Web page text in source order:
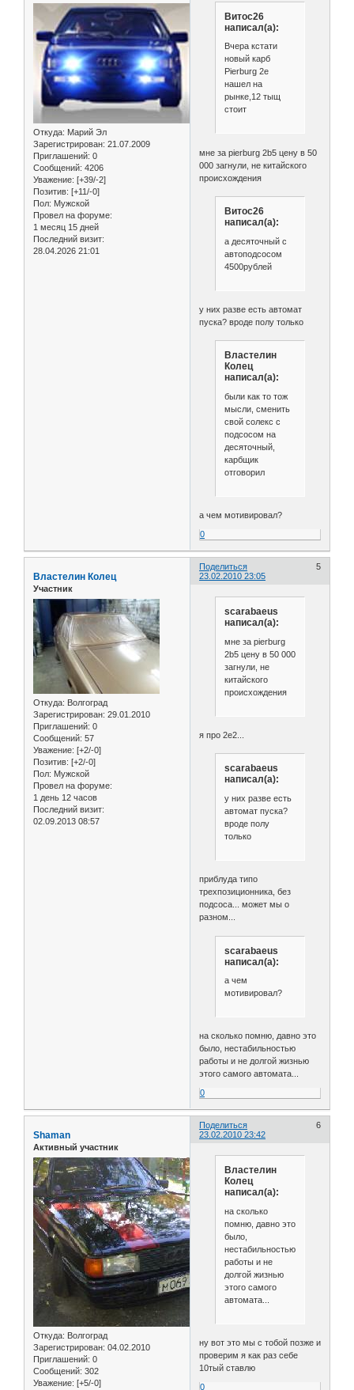
Откуда: Марий Эл
Зарегистрирован: 21.07.2009
Приглашений: 0
Сообщений: 4206
Уважение: [+39/-2]
Позитив: [+11/-0]
Пол: Мужской
Провел на форуме:
1 месяц 15 дней
Последний визит:
28.04.2026 21:01
Витос26
написал(а):
Вчера кстати
новый карб
Pierburg 2e
нашел на
рынке,12 тыщ
стоит
мне за pierburg 2b5 цену в 50
000 загнули, не китайского
происхождения
Витос26
написал(а):
а десяточный с
автоподсосом
4500рублей
у них разве есть автомат
пуска? вроде полу только
Властелин
Колец
написал(а):
были как то тож
мысли, сменить
свой солекс с
подсосом на
десяточный,
карбщик
отговорил
а чем мотивировал?
0
Поделиться
5
23.02.2010 23:05
Властелин Колец
Участник
Откуда: Волгоград
Зарегистрирован: 29.01.2010
Приглашений: 0
Сообщений: 57
Уважение: [+2/-0]
Позитив: [+2/-0]
Пол: Мужской
Провел на форуме:
1 день 12 часов
Последний визит:
02.09.2013 08:57
scarabaeus
написал(а):
мне за pierburg
2b5 цену в 50 000
загнули, не
китайского
происхождения
я про 2е2...
scarabaeus
написал(а):
у них разве есть
автомат пуска?
вроде полу
только
приблуда типо
трехпозиционника, без
подсоса... может мы о
разном...
scarabaeus
написал(а):
а чем
мотивировал?
на сколько помню, давно это
было, нестабильностью
работы и не долгой жизнью
этого самого автомата...
0
Поделиться
6
23.02.2010 23:42
Shaman
Активный участник
Откуда: Волгоград
Зарегистрирован: 04.02.2010
Приглашений: 0
Сообщений: 302
Уважение: [+5/-0]
Властелин
Колец
написал(а):
на сколько
помню, давно это
было,
нестабильностью
работы и не
долгой жизнью
этого самого
автомата...
ну вот это мы с тобой позже и
проверим я как раз себе
10тый ставлю
0